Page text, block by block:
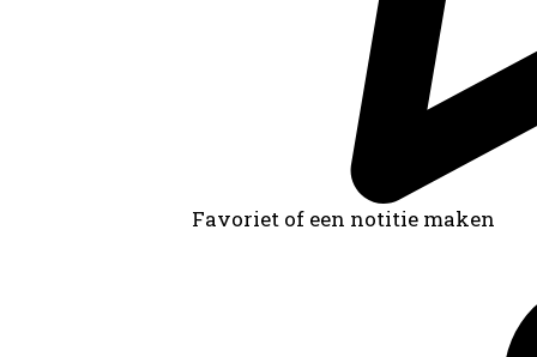
Favoriet of een notitie maken